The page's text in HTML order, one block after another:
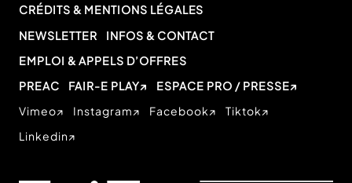
CRÉDITS & MENTIONS LÉGALES
NEWSLETTER
INFOS & CONTACT
EMPLOI & APPELS D’OFFRES
PREAC
FAIR-E PLAY
ESPACE PRO / PRESSE
Vimeo
Instagram Facebook
Tiktok
Linkedin